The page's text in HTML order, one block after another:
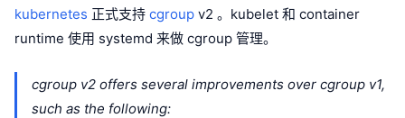
kubernetes 正式支持 cgroup v2 。kubelet 和 container
runtime 使用 systemd 来做 cgroup 管理。
cgroup v2 offers several improvements over cgroup v1,
such as the following: